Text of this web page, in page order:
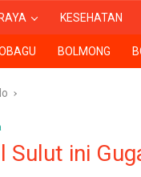
KESEHATAN
BOLMONG
Sulut ini